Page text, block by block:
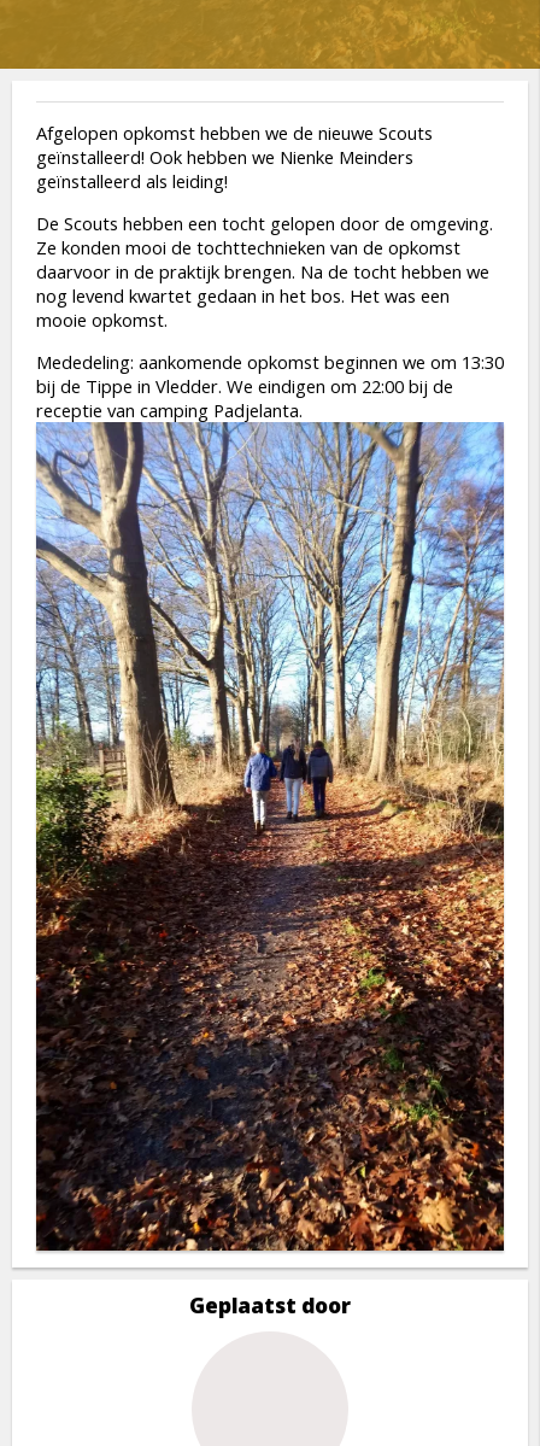
Afgelopen opkomst hebben we de nieuwe Scouts
geïnstalleerd! Ook hebben we Nienke Meinders
geïnstalleerd als leiding!
De Scouts hebben een tocht gelopen door de omgeving.
Ze konden mooi de tochttechnieken van de opkomst
daarvoor in de praktijk brengen. Na de tocht hebben we
nog levend kwartet gedaan in het bos. Het was een
mooie opkomst.
Mededeling: aankomende opkomst beginnen we om 13:30
bij de Tippe in Vledder. We eindigen om 22:00 bij de
receptie van camping Padjelanta.
Geplaatst door